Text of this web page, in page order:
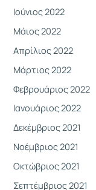
Ιούνιος 2022
Μάιος 2022
Απρίλιος 2022
Μάρτιος 2022
Φεβρουάριος 2022
Ιανουάριος 2022
Δεκέμβριος 2021
Νοέμβριος 2021
Οκτώβριος 2021
Σεπτέμβριος 2021